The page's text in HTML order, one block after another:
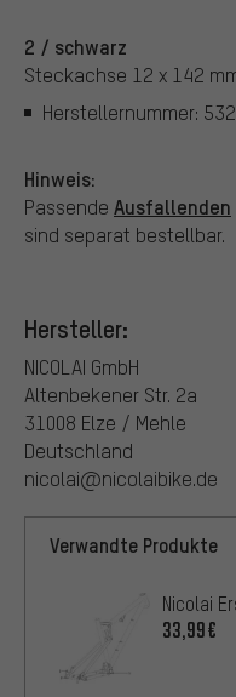
2 / schwarz
Steckachse 12 x 142
Herstellernummer:
Hinweis:
Passende Ausfallenden
sind separat bestellbar.
Hersteller:
NICOLAI GmbH
Altenbekener Str. 2a
31008 Elze / Mehle
Deutschland
nicolai@nicolaibike.de
Verwandte Produkte
Nicolai
33,99€